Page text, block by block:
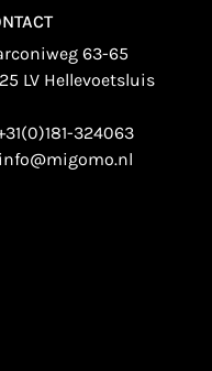
63-65
LV Hellevoetsluis
324063
info@migomo.nl